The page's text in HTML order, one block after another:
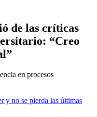
de las críticas
“Creo
en procesos
y no se pierda las últimas